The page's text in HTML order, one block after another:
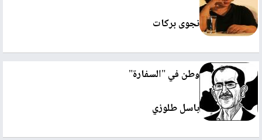
نجوى بركات
وطن في "السفارة"
باسل طلوزي